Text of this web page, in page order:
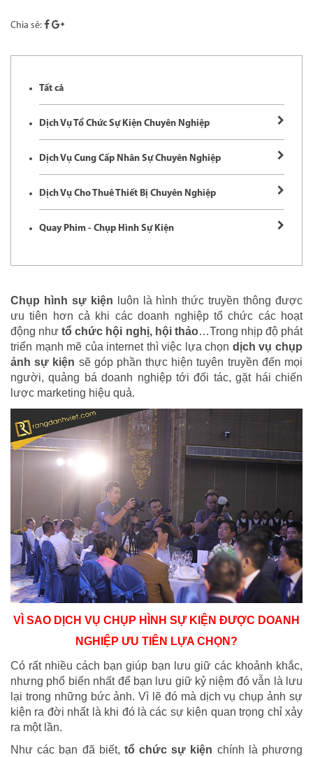
Chia sẻ:
Tất cả
Dịch Vụ Tổ Chức Sự Kiện Chuyên Nghiệp
Dịch Vụ Cung Cấp Nhân Sự Chuyên Nghiệp
Dịch Vụ Cho Thuê Thiết Bị Chuyên Nghiệp
Quay Phim - Chụp Hình Sự Kiện
Chụp hình sự kiện luôn là hình thức truyền thông được
ưu tiên hơn cả khi các doanh nghiệp tổ chức các hoạt
động nhưtổ chức hội nghị, hội thảo…Trong nhịp độ phát
triển mạnh mẽ của internet thì việc lựa chọn dịch vụ chụp
ảnh sự kiện sẽ góp phần thực hiện tuyên truyền đến mọi
người, quảng bá doanh nghiệp tới đối tác, gặt hái chiến
lược marketing hiệu quả.
VÌ SAO DỊCH VỤ CHỤP HÌNH SỰ KIỆN ĐƯỢC DOANH
NGHIỆP ƯU TIÊN LỰA CHỌN?
Có rất nhiều cách bạn giúp bạn lưu giữ các khoảnh khắc,
nhưng phổ biến nhất để bạn lưu giữ kỷ niệm đó vẫn là lưu
lại trong những bức ảnh. Vì lẽ đó mà dịch vụ chụp ảnh sự
kiện ra đời nhất là khi đó là các sự kiện quan trọng chỉ xảy
ra một lần.
Như các bạn đã biết, tổ chức sự kiện chính là phương